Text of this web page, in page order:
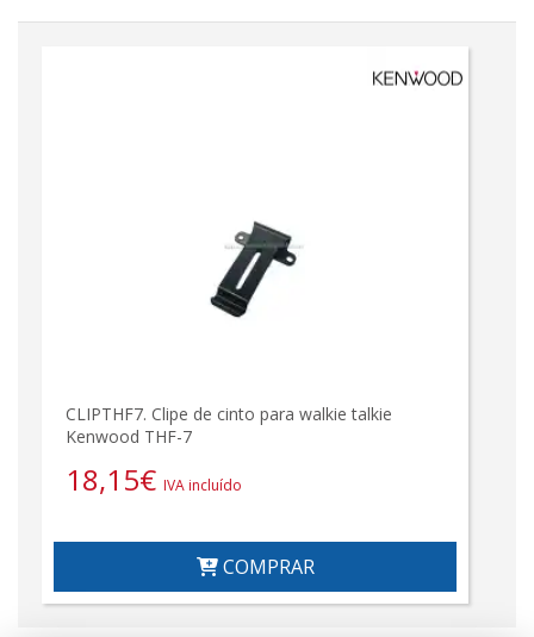
CLIPTHF7. Clipe de cinto para walkie talkie
Kenwood THF-7
18,15€ IVA incluído
COMPRAR